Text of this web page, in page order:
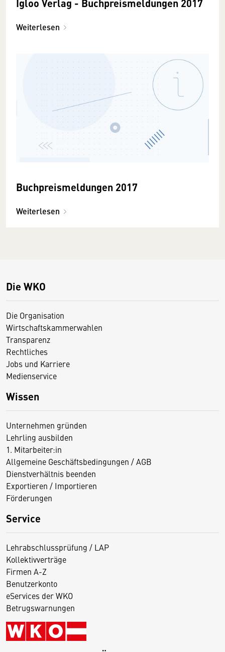
Igloo Verlag - Buchpreismeldungen 2017
Weiterlesen
Buchpreismeldungen 2017
Weiterlesen
Die WKO
Die Organisation
Wirtschaftskammerwahlen
Transparenz
Rechtliches
Jobs und Karriere
Medienservice
Wissen
Unternehmen gründen
Lehrling ausbilden
1. Mitarbeiter:in
Allgemeine Geschäftsbedingungen / AGB
Dienstverhältnis beenden
Exportieren / Importieren
Förderungen
Service
Lehrabschlussprüfung / LAP
Kollektivverträge
Firmen A-Z
Benutzerkonto
eServices der WKO
Betrugswarnungen